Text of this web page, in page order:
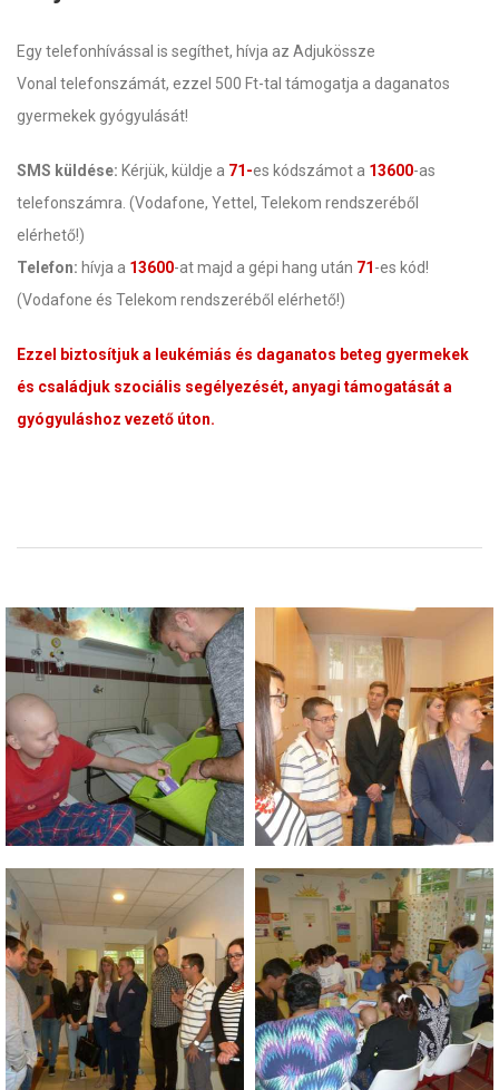
Egy telefonhívással is segíthet, hívja az Adjukössze
Vonal telefonszámát, ezzel 500 Ft-tal támogatja a daganatos
gyermekek gyógyulását!
SMS küldése: Kérjük, küldje a 71-es kódszámot a 13600-as
telefonszámra. (Vodafone, Yettel, Telekom rendszeréből
elérhető!)
Telefon: hívja a 13600-at majd a gépi hang után 71-es kód!
(Vodafone és Telekom rendszeréből elérhető!)
Ezzel biztosítjuk a leukémiás és daganatos beteg gyermekek
és családjuk szociális segélyezését, anyagi támogatását a
gyógyuláshoz vezető úton.